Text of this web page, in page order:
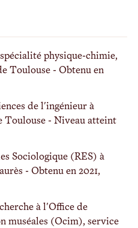
physique-chimie,
Toulouse - Obtenu en
de l'ingénieur à
Toulouse - Niveau atteint
Sociologique (RES) à
- Obtenu en 2021,
à l'Office de
muséales (Ocim), service